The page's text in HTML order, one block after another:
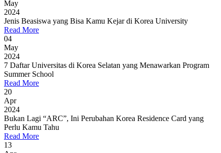
May
2024
Jenis Beasiswa yang Bisa Kamu Kejar di Korea University
Read More
04
May
2024
7 Daftar Universitas di Korea Selatan yang Menawarkan Program
Summer School
Read More
20
Apr
2024
Bukan Lagi “ARC”, Ini Perubahan Korea Residence Card yang
Perlu Kamu Tahu
Read More
13